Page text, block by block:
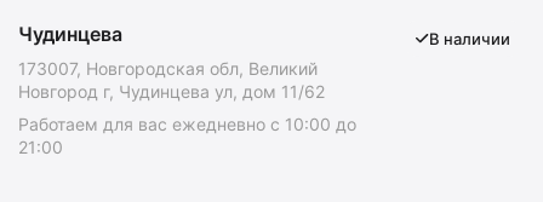
Чудинцева
173007, Новгородская обл, Великий
Новгород г, Чудинцева ул, дом 11/62
Работаем для вас ежедневно с 10:00 до
21:00
В наличии